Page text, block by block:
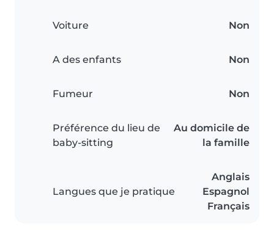
Voiture Non
A des enfants Non
Fumeur Non
Préférence du lieu de
baby-sitting
Au domicile de
la famille
Langues que je pratique
Anglais
Espagnol
Français